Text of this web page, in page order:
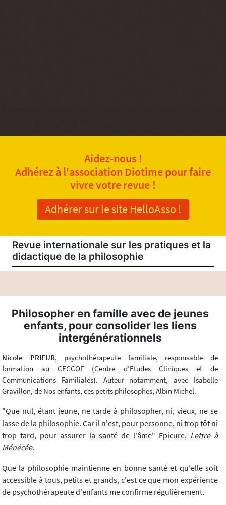
Aidez-nous !
Adhérez à l'association Diotime pour faire
vivre votre revue !
Adhérer sur le site HelloAsso !
Revue internationale sur les pratiques et la
didactique de la philosophie
Philosopher en famille avec de jeunes
enfants, pour consolider les liens
intergénérationnels
Nicole PRIEUR, psychothérapeute familiale, responsable de
formation au CECCOF (Centre d’Etudes Cliniques et de
Communications Familiales). Auteur notamment, avec Isabelle
Gravillon, de Nos enfants, ces petits philosophes, Albin Michel.
"Que nul, étant jeune, ne tarde à philosopher, ni, vieux, ne se
lasse de la philosophie. Car il n'est, pour personne, ni trop tôt ni
trop tard, pour assurer la santé de l'âme" Epicure, Lettre à
Ménécée.
Que la philosophie maintienne en bonne santé et qu'elle soit
accessible à tous, petits et grands, c'est ce que mon expérience
de psychothérapeute d'enfants me confirme régulièrement.